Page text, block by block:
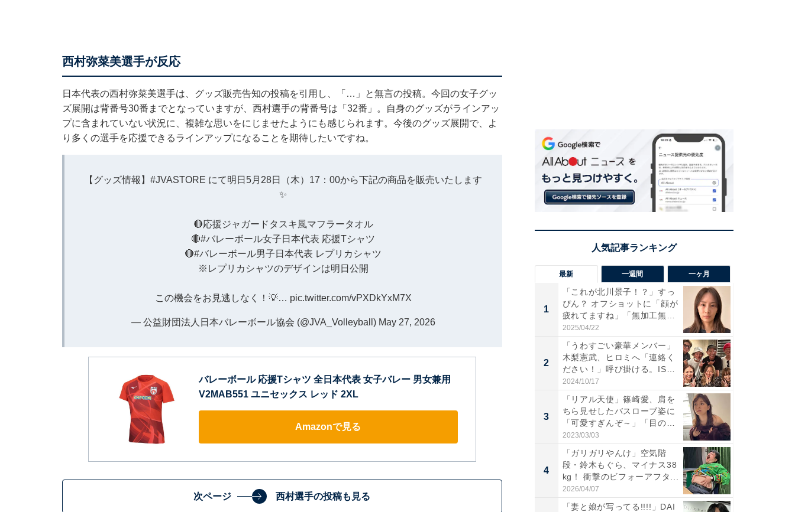
西村弥菜美選手が反応
日本代表の西村弥菜美選手は、グッズ販売告知の投稿を引用し、「…」と無言の投稿。今回の女子グッ
ズ展開は背番号30番までとなっていますが、西村選手の背番号は「32番」。自身のグッズがラインアッ
プに含まれていない状況に、複雑な思いをにじませたようにも感じられます。今後のグッズ展開で、よ
り多くの選手を応援できるラインアップになることを期待したいですね。
【グッズ情報】 #JVASTORE にて明日5月28日（木）17：00から下記の商品を販売いたします
✨
🔴応援ジャガードタスキ風マフラータオル
🔴#バレーボール女子日本代表 応援Tシャツ
🔴#バレーボール男子日本代表 レプリカシャツ
※レプリカシャツのデザインは明日公開
この機会をお見逃しなく！💡… pic.twitter.com/vPXDkYxM7X
— 公益財団法人日本バレーボール協会 (@JVA_Volleyball) May 27, 2026
バレーボール 応援Tシャツ 全日本代表 女子バレー 男女兼用
V2MAB551 ユニセックス レッド 2XL
Amazonで見る
次ページ 西村選手の投稿も見る
最新 一週間 一ヶ月
1
「これが北川景子！？」すっ
ぴん？ オフショットに「顔が
疲れてますね」「無加工無
表...
2025/04/22
2
「うわすごい豪華メンバー」
木梨憲武、ヒロミへ「連絡く
ださい！」呼び掛ける。IS
S...
2024/10/17
3
「リアル天使」篠崎愛、肩を
ちら見せしたバスローブ姿に
「可愛すぎんぞ～」「目の表
情...
2023/03/03
4
「ガリガリやんけ」空気階
段・鈴木もぐら、マイナス38
kg！ 衝撃のビフォーアフタ...
2026/04/07
「妻と娘が写ってる!!!!」DAI